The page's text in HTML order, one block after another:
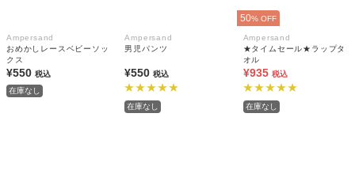
Ampersand
おめかしレースベビーソッ
クス
¥550 税込
在庫なし
Ampersand
男児パンツ
¥550税込
在庫なし
50% OFF
Ampersand
★タイムセール★ラップタ
オル
¥935 税込
在庫なし